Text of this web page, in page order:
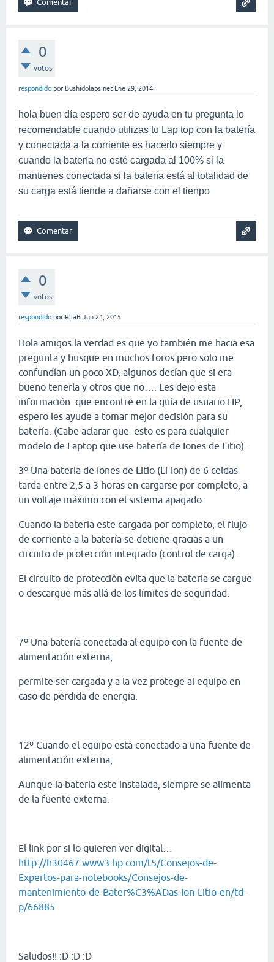
0
votos
respondido por Bushidolaps.net Ene 29, 2014
hola buen día espero ser de ayuda en tu pregunta lo
recomendable cuando utilizas tu Lap top con la batería
y conectada a la corriente es hacerlo siempre y
cuando la batería no esté cargada al 100% si la
mantienes conectada si la batería está al totalidad de
su carga está tiende a dañarse con el tienpo
0
votos
respondido por RliaB Jun 24, 2015
Hola amigos la verdad es que yo también me hacia esa
pregunta y busque en muchos foros pero solo me
confundían un poco XD, algunos decían que si era
bueno tenerla y otros que no…. Les dejo esta
información que encontré en la guía de usuario HP,
espero les ayude a tomar mejor decisión para su
batería. (Cabe aclarar que esto es para cualquier
modelo de Laptop que use batería de Iones de Litio).
3º Una batería de Iones de Litio (Li-Ion) de 6 celdas
tarda entre 2,5 a 3 horas en cargarse por completo, a
un voltaje máximo con el sistema apagado.
Cuando la batería este cargada por completo, el flujo
de corriente a la batería se detiene gracias a un
circuito de protección integrado (control de carga).
El circuito de protección evita que la batería se cargue
o descargue más allá de los límites de seguridad.
7º Una batería conectada al equipo con la fuente de
alimentación externa,
permite ser cargada y a la vez protege al equipo en
caso de pérdida de energía.
12º Cuando el equipo está conectado a una fuente de
alimentación externa,
Aunque la batería este instalada, siempre se alimenta
de la fuente externa.
El link por si lo quieren ver digital…
http://h30467.www3.hp.com/t5/Consejos-de-
Expertos-para-notebooks/Consejos-de-
mantenimiento-de-Bater%C3%ADas-Ion-Litio-en/td-
p/66885
Saludos!! :D :D :D